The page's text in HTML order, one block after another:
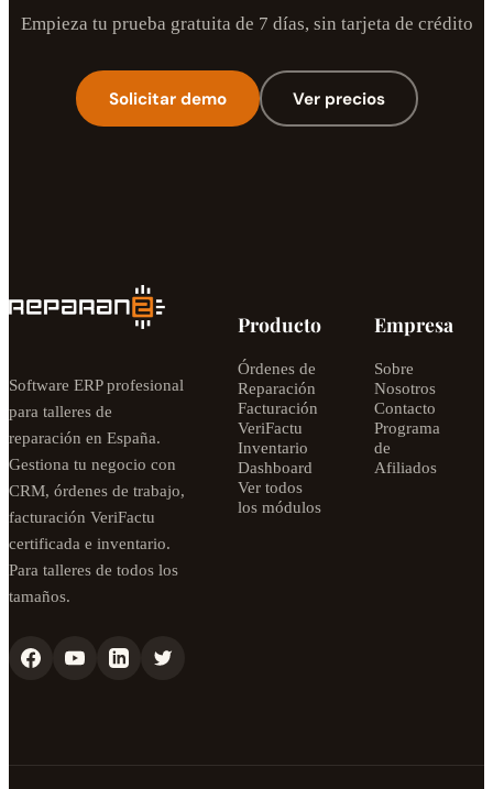
Empieza tu prueba gratuita de 7 días, sin tarjeta de crédito
Solicitar demo Ver precios
Software ERP profesional
para talleres de
reparación en España.
Gestiona tu negocio con
CRM, órdenes de trabajo,
facturación VeriFactu
certificada e inventario.
Para talleres de todos los
tamaños.
Producto
Órdenes de
Reparación
Facturación
VeriFactu
Inventario
Dashboard
Ver todos
los módulos
Empresa
Sobre
Nosotros
Contacto
Programa
de
Afiliados